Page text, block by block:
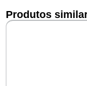
Produtos